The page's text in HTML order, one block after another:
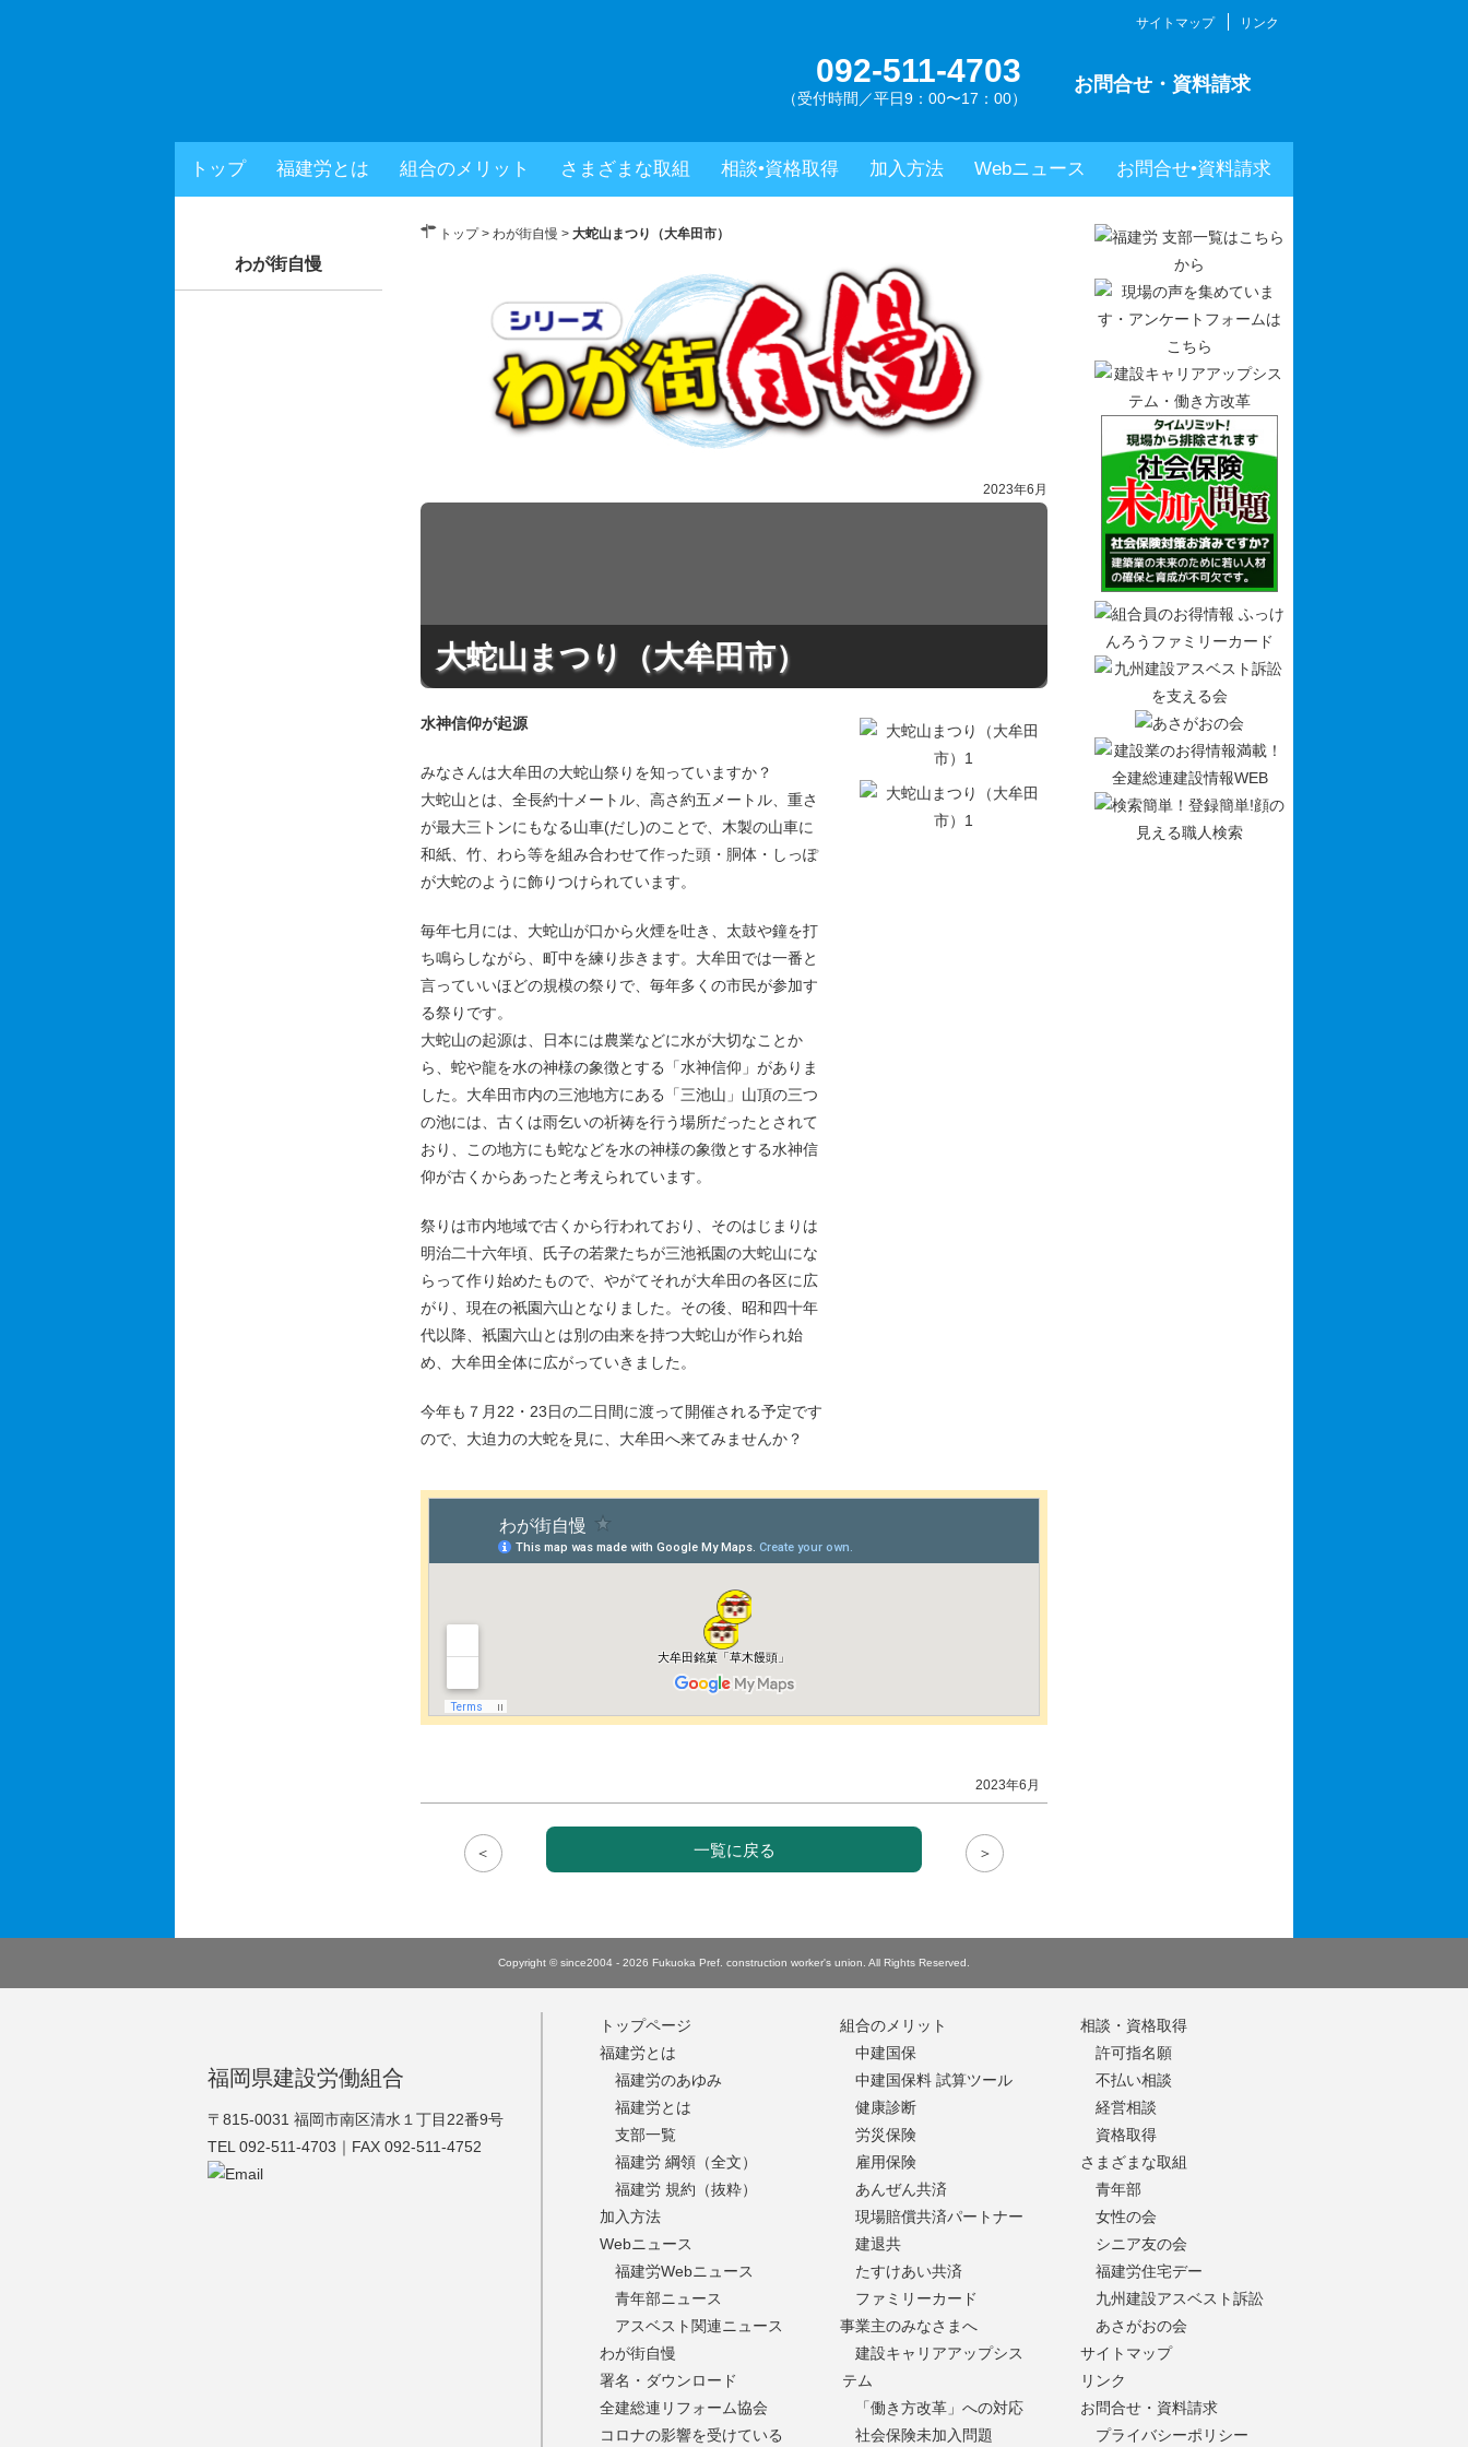
サイトマップ リンク
092-511-4703
（受付時間／平日9：00〜17：00）
お問合せ・資料請求
トップ 福建労とは 組合のメリット さまざまな取組 相談•資格取得 加入方法 Webニュース お問合せ•資料請求
トップ> わが街自慢 > 大蛇山まつり（大牟田市）
2023年6月
大蛇山まつり（大牟田市）
水神信仰が起源
みなさんは大牟田の大蛇山祭りを知っていますか？
大蛇山とは、全長約十メートル、高さ約五メートル、重さ
が最大三トンにもなる山車(だし)のことで、木製の山車に
和紙、竹、わら等を組み合わせて作った頭・胴体・しっぽ
が大蛇のように飾りつけられています。
毎年七月には、大蛇山が口から火煙を吐き、太鼓や鐘を打
ち鳴らしながら、町中を練り歩きます。大牟田では一番と
言っていいほどの規模の祭りで、毎年多くの市民が参加す
る祭りです。
大蛇山の起源は、日本には農業などに水が大切なことか
ら、蛇や龍を水の神様の象徴とする「水神信仰」がありま
した。大牟田市内の三池地方にある「三池山」山頂の三つ
の池には、古くは雨乞いの祈祷を行う場所だったとされて
おり、この地方にも蛇などを水の神様の象徴とする水神信
仰が古くからあったと考えられています。
祭りは市内地域で古くから行われており、そのはじまりは
明治二十六年頃、氏子の若衆たちが三池衹園の大蛇山にな
らって作り始めたもので、やがてそれが大牟田の各区に広
がり、現在の衹園六山となりました。その後、昭和四十年
代以降、衹園六山とは別の由来を持つ大蛇山が作られ始
め、大牟田全体に広がっていきました。
今年も７月22・23日の二日間に渡って開催される予定です
ので、大迫力の大蛇を見に、大牟田へ来てみませんか？
2023年6月
＜ 一覧に戻る ＞
わが街自慢
Copyright © since2004 - 2026 Fukuoka Pref. construction worker's union. All Rights Reserved.
福建労
福岡県建設労働組合
〒815-0031 福岡市南区清水１丁目22番9号
TEL 092-511-4703｜FAX 092-511-4752
トップページ
福建労とは
福建労のあゆみ
福建労とは
支部一覧
福建労 綱領（全文）
福建労 規約（抜粋）
加入方法
Webニュース
福建労Webニュース
青年部ニュース
アスベスト関連ニュース
わが街自慢
署名・ダウンロード
全建総連リフォーム協会
コロナの影響を受けている
組合のメリット
中建国保
中建国保料 試算ツール
健康診断
労災保険
雇用保険
あんぜん共済
現場賠償共済パートナー
建退共
たすけあい共済
ファミリーカード
事業主のみなさまへ
建設キャリアアップシス
テム
「働き方改革」への対応
社会保険未加入問題
相談・資格取得
許可指名願
不払い相談
経営相談
資格取得
さまざまな取組
青年部
女性の会
シニア友の会
福建労住宅デー
九州建設アスベスト訴訟
あさがおの会
サイトマップ
リンク
お問合せ・資料請求
プライバシーポリシー